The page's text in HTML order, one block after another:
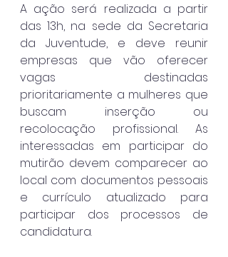
A ação será realizada a partir
das 13h, na sede da Secretaria
da Juventude, e deve reunir
empresas que vão oferecer
vagas destinadas
prioritariamente a mulheres que
buscam inserção ou
recolocação profissional. As
interessadas em participar do
mutirão devem comparecer ao
local com documentos pessoais
e currículo atualizado para
participar dos processos de
candidatura.